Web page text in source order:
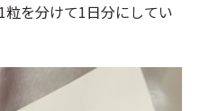
を分けて1日分にしてい